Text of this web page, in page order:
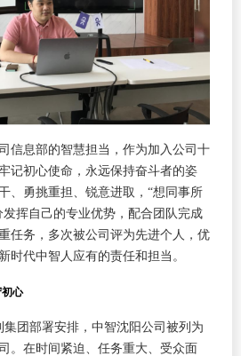
息部的智慧担当，作为加入公司十
记初心使命，永远保持奋斗者的姿
、勇挑重担、锐意进取，“想同事所
挥自己的专业优势，配合团队完成
任务，多次被公司评为先进个人，优
时代中智人应有的责任和担当。
心
团部署安排，中智沈阳公司被列为
。在时间紧迫、任务重大、受众面